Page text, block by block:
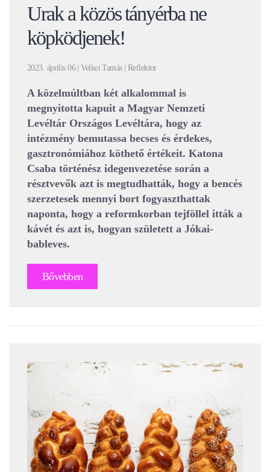
Urak a közös tányérba ne
köpködjenek!
2023. április 06 | Velkei Tamás | Reflektor
A közelmúltban két alkalommal is
megnyitotta kapuit a Magyar Nemzeti
Levéltár Országos Levéltára, hogy az
intézmény bemutassa becses és érdekes,
gasztronómiához köthető értékeit. Katona
Csaba történész idegenvezetése során a
résztvevők azt is megtudhatták, hogy a bencés
szerzetesek mennyi bort fogyaszthattak
naponta, hogy a reformkorban tejföllel itták a
kávét és azt is, hogyan született a Jókai-
bableves.
Bővebben